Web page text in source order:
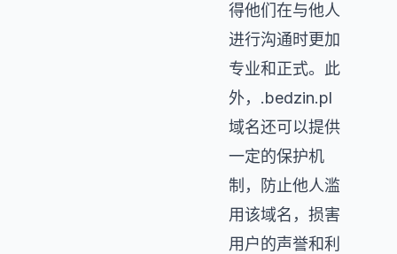
得他们在与他人
进行沟通时更加
专业和正式。此
外，.bedzin.pl
域名还可以提供
一定的保护机
制，防止他人滥
用该域名，损害
用户的声誉和利